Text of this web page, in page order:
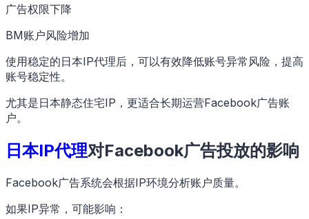
广告权限下降
BM账户风险增加
使用稳定的日本IP代理后，可以有效降低账号异常风险，提高
账号稳定性。
尤其是日本静态住宅IP，更适合长期运营Facebook广告账
户。
日本IP代理对Facebook广告投放的影响
Facebook广告系统会根据IP环境分析账户质量。
如果IP异常，可能影响：